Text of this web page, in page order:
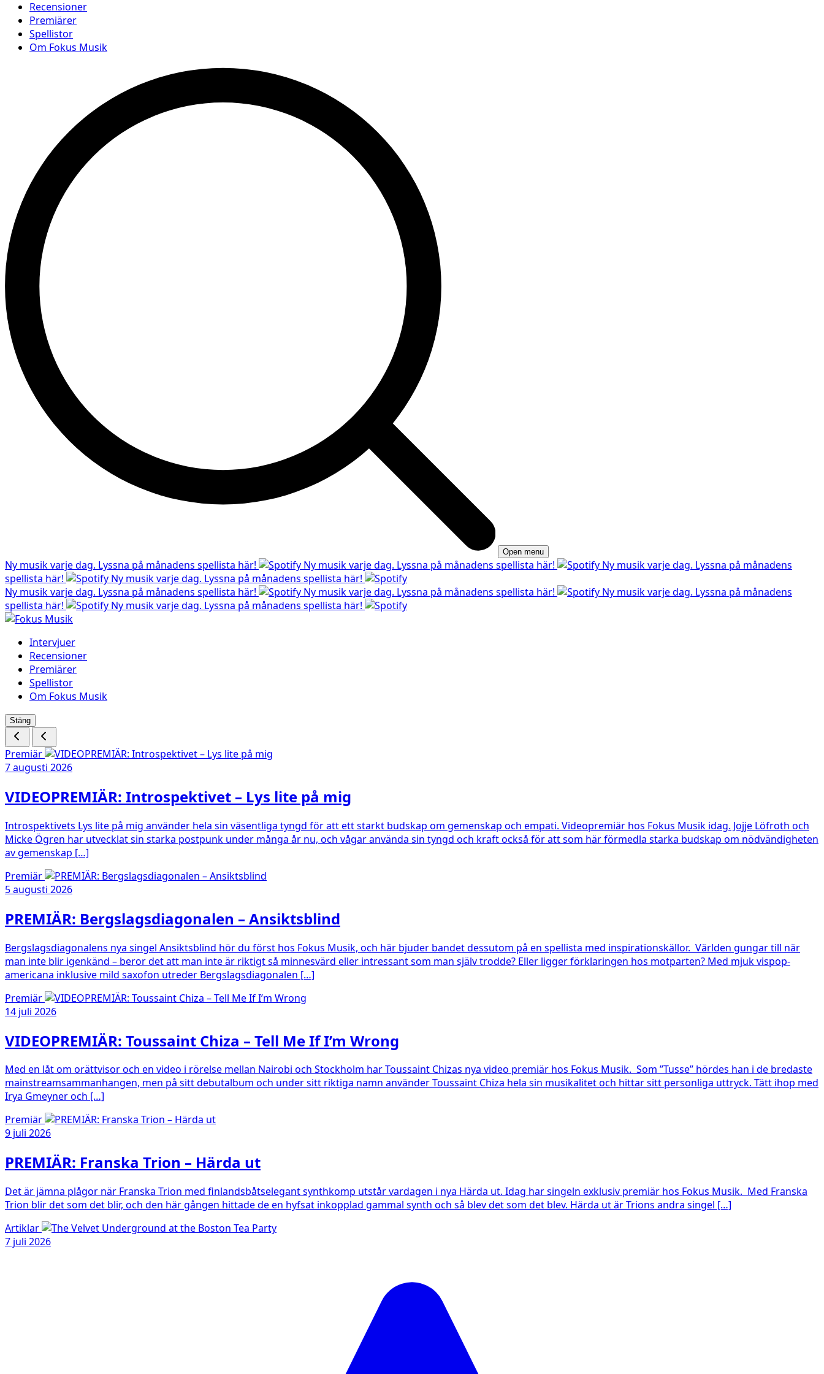
Recensioner
Premiärer
Spellistor
Om Fokus Musik
Open menu
Ny musik varje dag. Lyssna på månadens spellista här! Ny musik varje dag. Lyssna på månadens spellista här!
Ny musik varje dag. Lyssna på månadens
spellista här!
Ny musik varje dag. Lyssna på månadens spellista här!
Ny musik varje dag. Lyssna på månadens spellista här!
Ny musik varje dag. Lyssna på månadens spellista här!
Ny musik varje dag. Lyssna på månadens
spellista här!
Ny musik varje dag. Lyssna på månadens spellista här!
Intervjuer
Recensioner
Premiärer
Spellistor
Om Fokus Musik
Stäng
Premiär
7 augusti 2026
VIDEOPREMIÄR: Introspektivet – Lys lite på mig
Introspektivets Lys lite på mig använder hela sin väsentliga tyngd för att ett starkt budskap om gemenskap och empati. Videopremiär hos Fokus Musik idag. Jojje Löfroth och
Micke Ögren har utvecklat sin starka postpunk under många år nu, och vågar använda sin tyngd och kraft också för att som här förmedla starka budskap om nödvändigheten
av gemenskap […]
Premiär
5 augusti 2026
PREMIÄR: Bergslagsdiagonalen – Ansiktsblind
Bergslagsdiagonalens nya singel Ansiktsblind hör du först hos Fokus Musik, och här bjuder bandet dessutom på en spellista med inspirationskällor. Världen gungar till när
man inte blir igenkänd – beror det att man inte är riktigt så minnesvärd eller intressant som man själv trodde? Eller ligger förklaringen hos motparten? Med mjuk vispop-
americana inklusive mild saxofon utreder Bergslagsdiagonalen […]
Premiär
14 juli 2026
VIDEOPREMIÄR: Toussaint Chiza – Tell Me If I’m Wrong
Med en låt om orättvisor och en video i rörelse mellan Nairobi och Stockholm har Toussaint Chizas nya video premiär hos Fokus Musik. Som ”Tusse” hördes han i de bredaste
mainstreamsammanhangen, men på sitt debutalbum och under sitt riktiga namn använder Toussaint Chiza hela sin musikalitet och hittar sitt personliga uttryck. Tätt ihop med
Irya Gmeyner och […]
Premiär
9 juli 2026
PREMIÄR: Franska Trion – Härda ut
Det är jämna plågor när Franska Trion med finlandsbåtselegant synthkomp utstår vardagen i nya Härda ut. Idag har singeln exklusiv premiär hos Fokus Musik. Med Franska
Trion blir det som det blir, och den här gången hittade de en hyfsat inkopplad gammal synth och så blev det som det blev. Härda ut är Trions andra singel […]
Artiklar
7 juli 2026